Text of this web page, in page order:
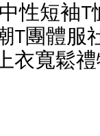
性短袖
T團體服
衣寬鬆